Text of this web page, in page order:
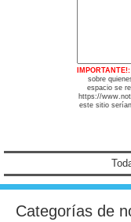
IMPORTANTE!:
sobre
espacio se
https://
este sitio
Categorías de